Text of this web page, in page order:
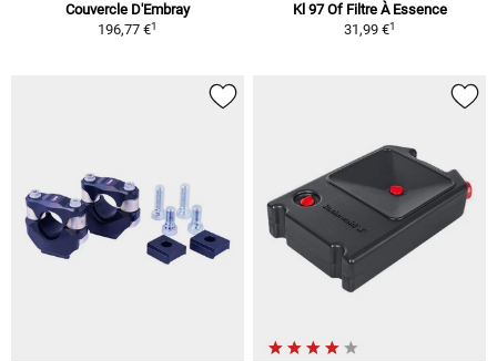
Couvercle D'Embray
196,77 €1
Kl 97 Of Filtre À Essence
31,99 €1